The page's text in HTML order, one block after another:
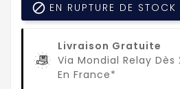
 EN RUPTURE DE STOCK
Livraison Gratuite
Via Mondial Relay
En France*